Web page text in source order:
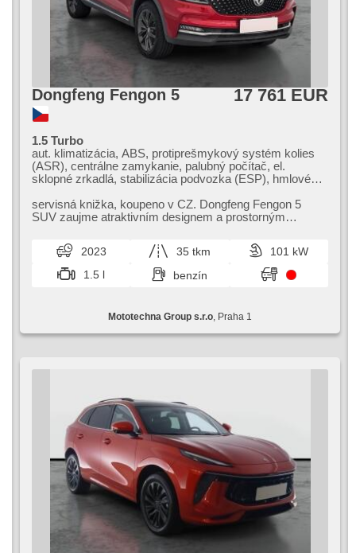
Dongfeng Fengon 5 17 761 EUR
1.5 Turbo
aut. klimatizácia, ABS, protiprešmykový systém kolies
(ASR), centrálne zamykanie, palubný počítač, el.
sklopné zrkadlá, stabilizácia podvozka (ESP), hmlové
tlaku v pneumatikách, USB, 4x airbag, el. nastaviteľné
sedadlá, panoramatická strecha, parkovací asistent,
servisná knižka,​ koupeno v CZ. Dongfeng Fengon 5
SUV zaujme atraktivním designem a prostorným
2023 35 tkm
101 kW
1.5 l
benzín
Mototechna Group s.r.o , Praha 1